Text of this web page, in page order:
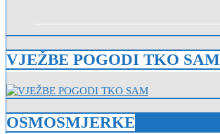
VJEŽBE POGODI TKO SAM
OSMOSMJERKE